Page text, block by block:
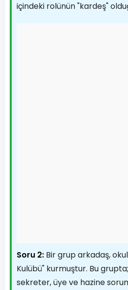
içindeki rolünün "kardeş"
Soru 2: Bir grup arkadaş,
Kulübü" kurmuştur. Bu
sekreter, üye ve hazine